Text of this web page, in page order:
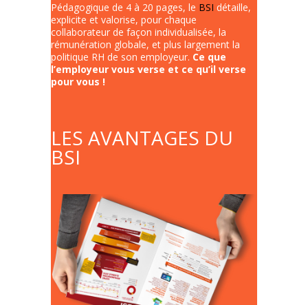
Pédagogique de 4 à 20 pages, le BSI détaille,
explicite et valorise, pour chaque
collaborateur de façon individualisée, la
rémunération globale, et plus largement la
politique RH de son employeur. Ce que
l’employeur vous verse et ce qu’il verse
pour vous !
LES AVANTAGES DU
BSI